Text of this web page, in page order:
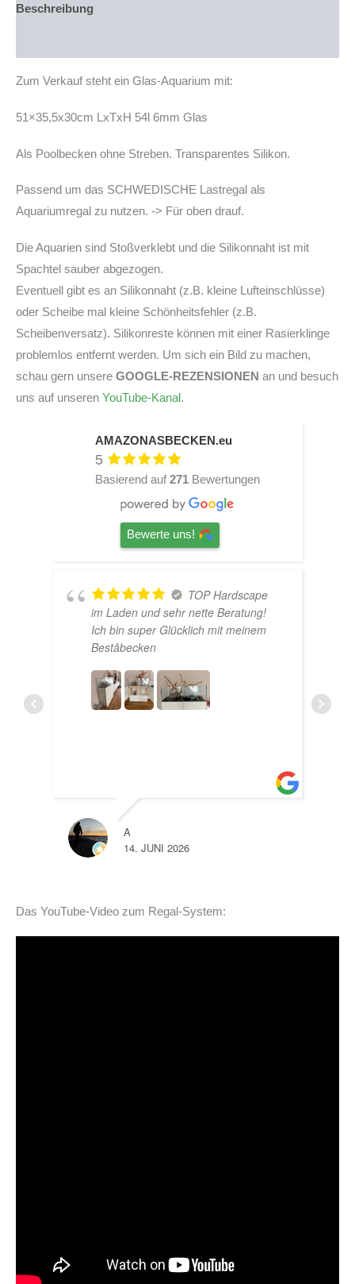
Fjällbo
31555)
Beschreibung
Zum Verkauf steht ein Glas-Aquarium mit:
51×35,5x30cm LxTxH 54l 6mm Glas
Als Poolbecken ohne Streben. Transparentes Silikon.
Passend um das SCHWEDISCHE Lastregal als
Aquariumregal zu nutzen. -> Für oben drauf.
Die Aquarien sind Stoßverklebt und die Silikonnaht ist mit
Spachtel sauber abgezogen.
Eventuell gibt es an Silikonnaht (z.B. kleine Lufteinschlüsse)
oder Scheibe mal kleine Schönheitsfehler (z.B.
Scheibenversatz). Silikonreste können mit einer Rasierklinge
problemlos entfernt werden. Um sich ein Bild zu machen,
schau gern unsere GOOGLE-REZENSIONEN an und besuch
uns auf unseren YouTube-Kanal.
AMAZONASBECKEN.eu
5
Basierend auf 271 Bewertungen
Bewerte uns!
TOP Hardscape
im Laden und sehr nette Beratung!
Ich bin super Glücklich mit meinem
Beståbecken
A
14. JUNI 2026
Das YouTube-Video zum Regal-System: